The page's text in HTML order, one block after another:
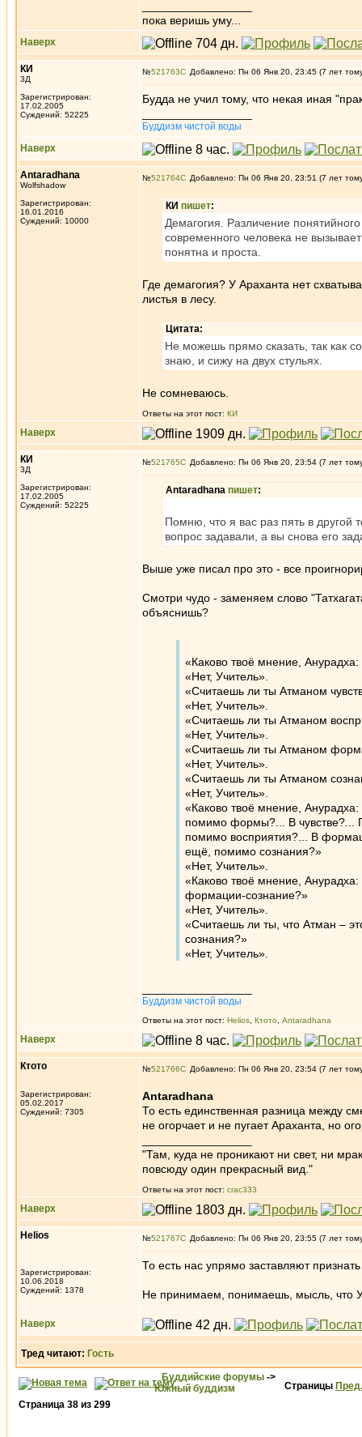
пока веришь уму...
Наверх
КИ
3Д
Зарегистрирован:
17.02.2005
Суждений: 52225
№521763 Добавлено: Пн 06 Янв 20, 23:45 (7 лет
Будда не учил тому, что некая иная
Буддизм чистой воды
Наверх
Antaradhana
Wolfshadow
Зарегистрирован:
16.01.2016
Суждений: 10000
№521764 Добавлено: Пн 06 Янв 20, 23:51 (7 лет
КИ пишет:
Демагогия. Различение
современного человека не
понятна и проста.
Где демагогия? У Араханта нет
листья в лесу.
Цитата:
Не можешь прямо сказать, так как
знаю, и сижу на двух стульях.
Не сомневаюсь.
Ответы на этот пост: КИ
Наверх
КИ
3Д
Зарегистрирован:
17.02.2005
Суждений: 52225
№521765 Добавлено: Пн 06 Янв 20, 23:54 (7 лет
Antaradhana пишет:
Помню, что я вас раз пять в другой
вопрос задавали, а вы снова его
Выше уже писал про это - все
Смотри чудо - заменяем слово
объяснишь?
«Каково твоё мнение,
«Нет, Учитель».
«Считаешь ли ты Атманом
«Нет, Учитель».
«Считаешь ли ты Атманом
«Нет, Учитель».
«Считаешь ли ты Атманом
«Нет, Учитель».
«Считаешь ли ты Атманом
«Нет, Учитель».
«Каково твоё мнение,
помимо формы?... В чувстве?...
помимо восприятия?... В
ещё, помимо сознания?»
«Нет, Учитель».
«Каково твоё мнение,
формации-сознание?»
«Нет, Учитель».
«Считаешь ли ты, что Атман –
сознания?»
«Нет, Учитель».
Буддизм чистой воды
Ответы на этот пост: Helios Ктото Antaradhana
Наверх
Ктото
Зарегистрирован:
05.02.2017
Суждений: 7305
№521766 Добавлено: Пн 06 Янв 20, 23:54 (7 лет
Antaradhana
То есть единственная разница между
не огорчает и не пугает Араханта, но
"Там, куда не проникают ни свет, ни
повсюду один прекрасный вид."
Ответы на этот пост: crac333
Наверх
Helios
Зарегистрирован:
10.06.2018
Суждений: 1378
№521767 Добавлено: Пн 06 Янв 20, 23:55 (7 лет
То есть нас упрямо заставляют
Не принимаем, понимаешь, мысль, что
Наверх
Тред читают: Гость
Буддийские форумы ->
Южный буддизм
Страницы Пред.
Страница 38 из 299